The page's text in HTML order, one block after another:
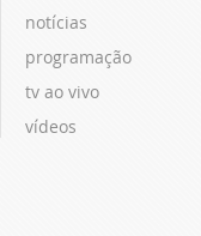
notícias
programação
tv ao vivo
vídeos